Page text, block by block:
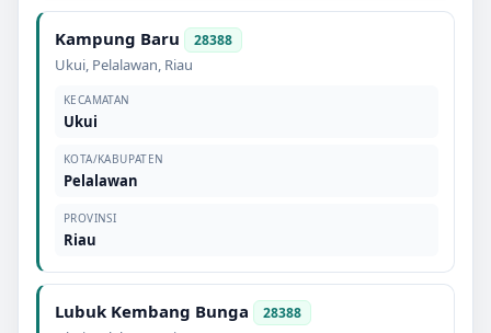
Kampung Baru 28388
Ukui, Pelalawan, Riau
KECAMATAN
Ukui
KOTA/KABUPATEN
Pelalawan
PROVINSI
Riau
Lubuk Kembang Bunga 28388